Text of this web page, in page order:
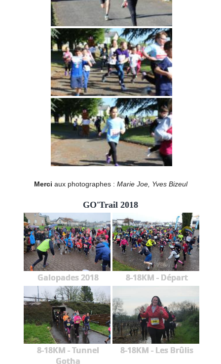
Merci aux photographes : Marie Joe, Yves Bizeul
GO'Trail 2018
Galopades 2018 8-18KM - Départ
8-18KM - Tunnel
Gotha
8-18KM - Les Brûlis